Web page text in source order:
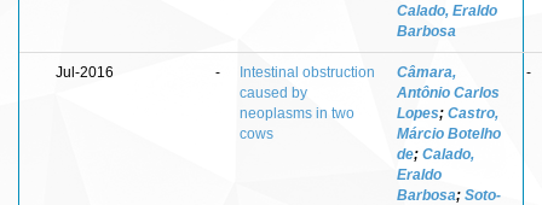
Calado, Eraldo
Barbosa
Jul-2016 -
Intestinal obstruction
caused by
neoplasms in two
cows
Câmara,
Antônio Carlos
Lopes; Castro,
Márcio Botelho
de; Calado,
Eraldo
Barbosa; Soto-
-